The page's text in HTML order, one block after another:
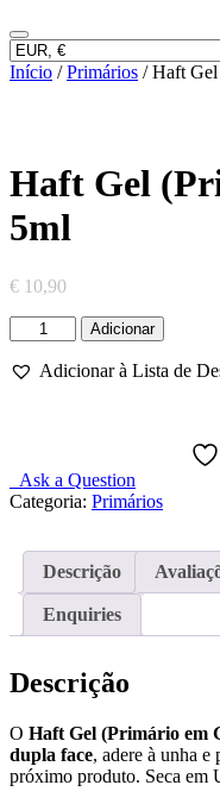
Início /Primários / Haft
Haft Gel
5ml
€ 10,90
Quantidade
de
Haft
5ml
Adicionar
Adicionar à Lista de
Ask a Question
Categoria: Primários
Descrição
Enquiries
Descrição
O Haft Gel (Primário em
dupla face, adere à unha e
próximo produto. Seca em